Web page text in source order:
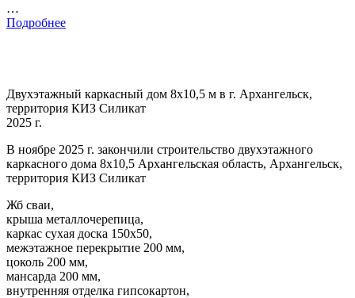
…
Подробнее
Двухэтажный каркасный дом 8х10,5 м в г. Архангельск,
территория КИЗ Силикат
2025 г.
В ноябре 2025 г. закончили строительство двухэтажного
каркасного дома 8х10,5 Архангельская область, Архангельск,
территория КИЗ Силикат
Жб сваи,
крыша металлочерепица,
каркас сухая доска 150х50,
межэтажное перекрытие 200 мм,
цоколь 200 мм,
мансарда 200 мм,
внутренняя отделка гипсокартон,